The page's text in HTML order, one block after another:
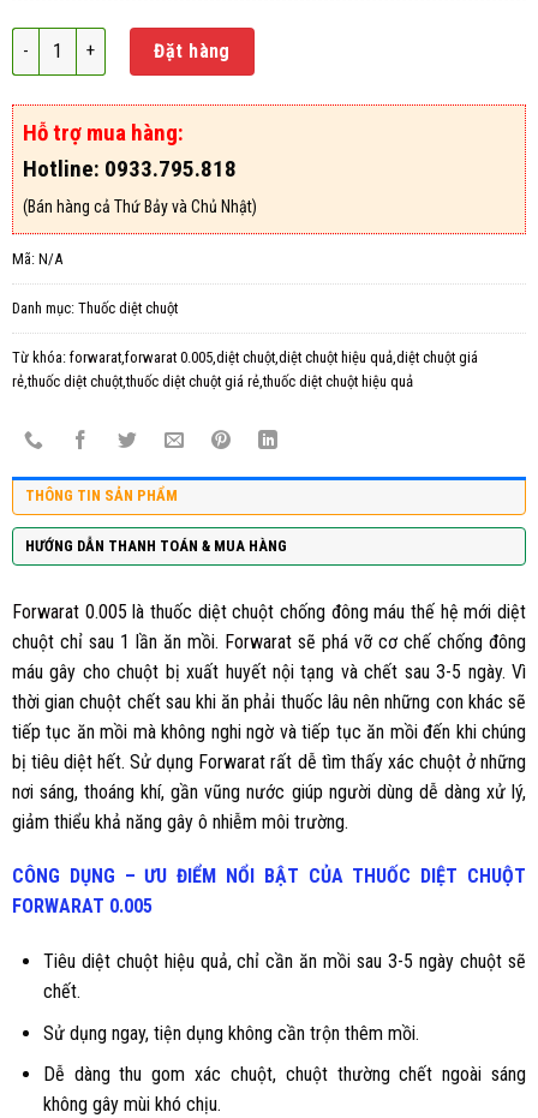
Thuốc diệt chuột Forwarat 0.005% số lượng
Đặt hàng
Hỗ trợ mua hàng:
Hotline: 0933.795.818
(Bán hàng cả Thứ Bảy và Chủ Nhật)
Mã: N/A
Danh mục: Thuốc diệt chuột
Từ khóa: forwarat,forwarat 0.005,diệt chuột,diệt chuột hiệu quả,diệt chuột giá
rẻ,thuốc diệt chuột,thuốc diệt chuột giá rẻ,thuốc diệt chuột hiệu quả
THÔNG TIN SẢN PHẨM
HƯỚNG DẪN THANH TOÁN & MUA HÀNG
Forwarat 0.005 là thuốc diệt chuột chống đông máu thế hệ mới diệt
chuột chỉ sau 1 lần ăn mồi. Forwarat sẽ phá vỡ cơ chế chống đông
máu gây cho chuột bị xuất huyết nội tạng và chết sau 3-5 ngày. Vì
thời gian chuột chết sau khi ăn phải thuốc lâu nên những con khác sẽ
tiếp tục ăn mồi mà không nghi ngờ và tiếp tục ăn mồi đến khi chúng
bị tiêu diệt hết. Sử dụng Forwarat rất dễ tìm thấy xác chuột ở những
nơi sáng, thoáng khí, gần vũng nước giúp người dùng dễ dàng xử lý,
giảm thiểu khả năng gây ô nhiễm môi trường.
CÔNG DỤNG – ƯU ĐIỂM NỔI BẬT CỦA THUỐC DIỆT CHUỘT
FORWARAT 0.005
Tiêu diệt chuột hiệu quả, chỉ cần ăn mồi sau 3-5 ngày chuột sẽ
chết.
Sử dụng ngay, tiện dụng không cần trộn thêm mồi.
Dễ dàng thu gom xác chuột, chuột thường chết ngoài sáng
không gây mùi khó chịu.